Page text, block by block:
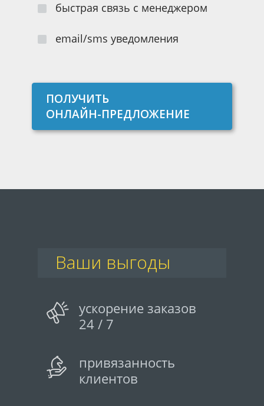
быстрая связь с менеджером
email/sms уведомления
ПОЛУЧИТЬ
ОНЛАЙН-ПРЕДЛОЖЕНИЕ
Ваши выгоды
ускорение заказов
24 / 7
привязанность
клиентов